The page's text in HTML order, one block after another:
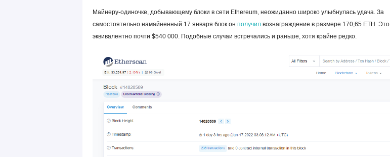
Майнеру-одиночке, добывающему блоки в сети Ethereum, неожиданно широко улыбнулась удача. За
самостоятельно намайненный 17 января блок он получилвознаграждение в размере 170,65 ETH. Это
эквивалентно почти $540 000. Подобные случаи встречались и раньше, хотя крайне редко.